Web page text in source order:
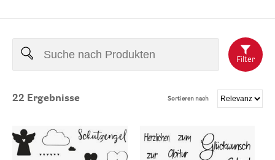
Filter
22 Ergebnisse Sortieren nach